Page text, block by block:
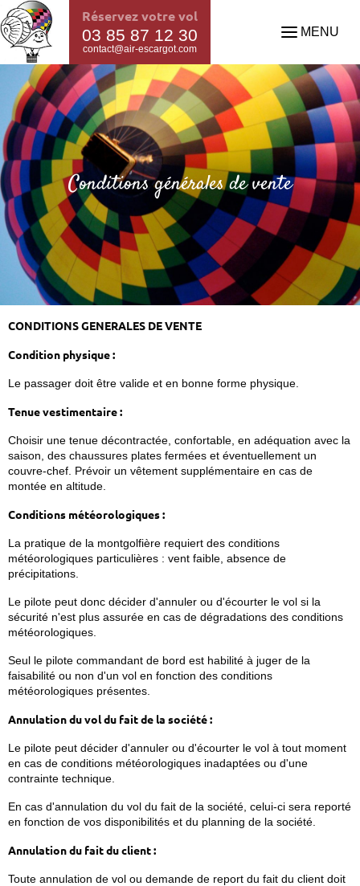
Réservez votre vol
03 85 87 12 30
contact@air-escargot.com
MENU
Conditions générales de vente
CONDITIONS GENERALES DE VENTE
Condition physique :
Le passager doit être valide et en bonne forme physique.
Tenue vestimentaire :
Choisir une tenue décontractée, confortable, en adéquation avec la
saison, des chaussures plates fermées et éventuellement un
couvre-chef. Prévoir un vêtement supplémentaire en cas de
montée en altitude.
Conditions météorologiques :
La pratique de la montgolfière requiert des conditions
météorologiques particulières : vent faible, absence de
précipitations.
Le pilote peut donc décider d'annuler ou d'écourter le vol si la
sécurité n'est plus assurée en cas de dégradations des conditions
météorologiques.
Seul le pilote commandant de bord est habilité à juger de la
faisabilité ou non d'un vol en fonction des conditions
météorologiques présentes.
Annulation du vol du fait de la société :
Le pilote peut décider d'annuler ou d'écourter le vol à tout moment
en cas de conditions météorologiques inadaptées ou d'une
contrainte technique.
En cas d'annulation du vol du fait de la société, celui-ci sera reporté
en fonction de vos disponibilités et du planning de la société.
Annulation du fait du client :
Toute annulation de vol ou demande de report du fait du client doit